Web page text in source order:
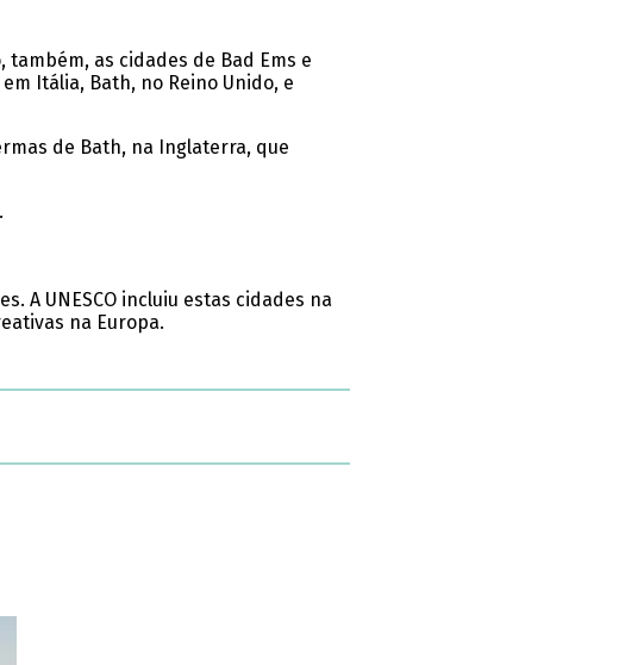
as cidades de Bad Ems e
Itália, Bath, no Reino Unido, e
de Bath, na Inglaterra, que
A UNESCO incluiu estas cidades na
na Europa.